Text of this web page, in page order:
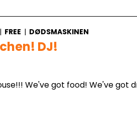
| FREE | DØDSMASKINEN
DJ!
We've got food! We've got